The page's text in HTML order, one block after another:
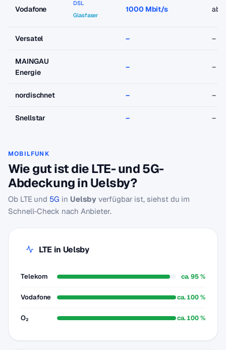
Vodafone
DSL
Glasfaser
1000 Mbit/s ab
Versatel – –
MAINGAU
Energie
– –
nordischnet – –
Snellstar – –
MOBILFUNK
Wie gut ist die LTE- und 5G-
Abdeckung in Uelsby?
Ob LTE und 5G in Uelsby verfügbar ist, siehst du im
Schnell-Check nach Anbieter.
LTE in Uelsby
Telekom ca. 95 %
Vodafone ca. 100 %
O₂ ca. 100 %